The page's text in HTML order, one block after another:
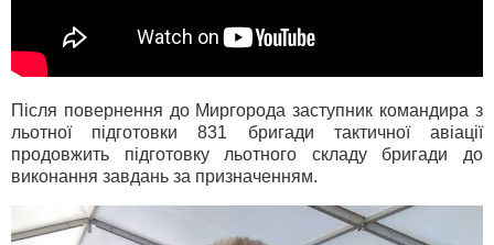
Після повернення до Миргорода заступник командира з
льотної підготовки 831 бригади тактичної авіації
продовжить підготовку льотного складу бригади до
виконання завдань за призначенням.